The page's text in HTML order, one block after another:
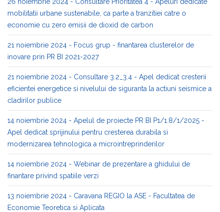
mobilitatii urbane sustenabile, ca parte a tranzitiei catre o
economie cu zero emisii de dioxid de carbon
21 noiembrie 2024 - Focus grup - finantarea clusterelor de
inovare prin PR BI 2021-2027
21 noiembrie 2024 - Consultare 3.2_3.4 - Apel dedicat cresterii
eficientei energetice si nivelului de siguranta la actiuni seismice a
cladirilor publice
14 noiembrie 2024 - Apelul de proiecte PR BI P1/1.8/1/2025 -
Apel dedicat sprijinului pentru cresterea durabila si
modernizarea tehnologica a microintreprinderilor
14 noiembrie 2024 - Webinar de prezentare a ghidului de
finantare privind spatiile verzi
13 noiembrie 2024 - Caravana REGIO la ASE - Facultatea de
Economie Teoretica si Aplicata